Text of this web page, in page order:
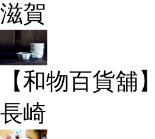
滋賀
【和物百貨舖
長崎